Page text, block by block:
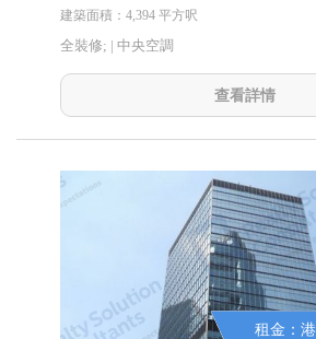
建築面積：4,394 平方呎
全裝修; | 中央空調
查看詳情
租金：